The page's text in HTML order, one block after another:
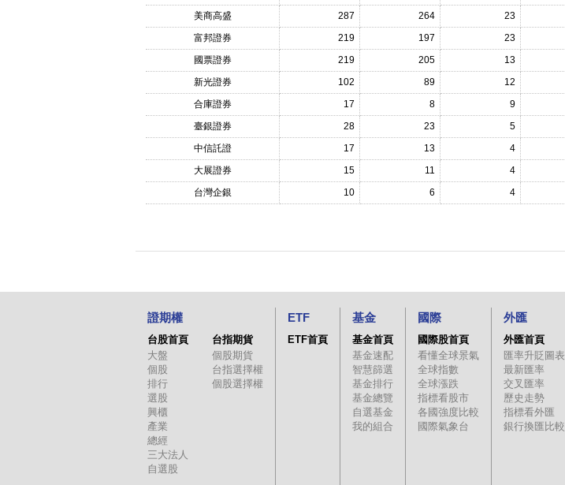
美商高盛
287 264 23
富邦證券
219 197 23
國票證券
219 205 13
新光證券
102 89 12
合庫證券
17 8 9
臺銀證券
28 23 5
中信託證
17 13 4
大展證券
15 11 4
台灣企銀
10 6 4
證期權
台股首頁
大盤
個股
排行
選股
興櫃
產業
總經
三大法人
自選股
台指期貨
個股期貨
台指選擇權
個股選擇權
ETF
ETF首頁
基金
基金首頁
基金速配
智慧篩選
基金排行
基金總覽
自選基金
我的組合
國際
國際股首頁
看懂全球景氣
全球指數
全球漲跌
指標看股市
各國強度比較
國際氣象台
外匯
外匯首頁
匯率升貶圖表
最新匯率
交叉匯率
歷史走勢
指標看外匯
銀行換匯比較